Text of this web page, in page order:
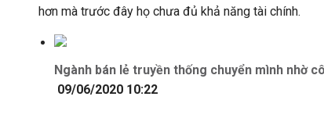
hơn mà trước đây họ chưa đủ khả năng tài chính.
Ngành bán lẻ truyền thống chuyển mình nhờ
09/06/2020 10:22